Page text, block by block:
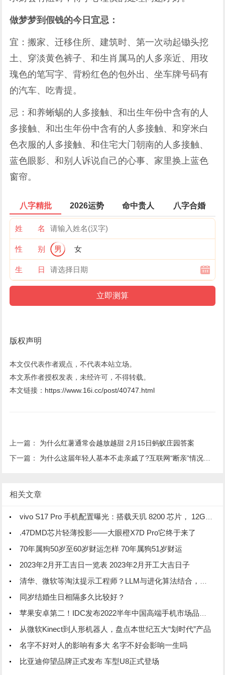
做梦梦到假钱的今日宜忌：
宜：搬家、迁移住所、建筑时、第一次动起锄头挖
土、穿淡黄色裤子、和生肖属马的人多亲近、用玫
瑰色的笔写字、背粉红色的包外出、坐车牌号码有
的汽车、吃青提。
忌：和养蜥蜴的人多接触、和出生年份中含有的人
多接触、和出生年份中含有的人多接触、和穿米白
色衣服的人多接触、和住宅大门朝南的人多接触、
蓝色眼影、和别人诉说自己的心事、家里换上蓝色
窗帘。
八字精批 2026运势 命中贵人 八字合婚
姓 名
性 别 男 女
生 日
版权声明
本文仅代表作者观点，不代表本站立场。
本文系作者授权发表，未经许可，不得转载。
本文链接： https://www.16i.cc/post/40747.html
上一篇： 为什么红薯通常会越放越甜 2月15日蚂蚁庄园答案
下一篇： 为什么这届年轻人基本不走亲戚了?互联网“断亲”情况加剧：专家释疑
相关文章
vivo S17 Pro 手机配置曝光：搭载天玑 8200 芯片， 12GB 内存
.47DMD芯片轻薄投影——大眼橙X7D Pro它终于来了
70年属狗50岁至60岁财运怎样 70年属狗51岁财运
2023年2月开工吉日一览表 2023年2月开工大吉日子
清华、微软等淘汰提示工程师？LLM与进化算法结合，创造超强提示优化器
同岁结婚生日相隔多久比较好？
苹果安卓第二！IDC发布2022半年中国高端手机市场品牌份额排行榜
从微软Kinect到人形机器人，盘点本世纪五大“划时代”产品
名字不好对人的影响有多大 名字不好会影响一生吗
比亚迪仰望品牌正式发布 车型U8正式登场